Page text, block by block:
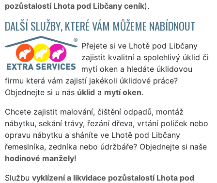
pozůstalostí Lhota pod Libčany ceník).
DALŠÍ SLUŽBY, KTERÉ VÁM MŮŽEME NABÍDNOUT
Přejete si ve Lhotě pod Libčany
zajistit kvalitní a spolehlivý úklid či
mytí oken a hledáte úklidovou
firmu která vám zajistí jakékoli úklidové práce?
Objednejte si u nás úklid a mytí oken.
Chcete zajistit malování, čištění odpadů, montáž
nábytku, sekání trávy, řezání dřeva, vrtání poliček nebo
opravu nábytku a sháníte ve Lhotě pod Libčany
řemeslníka, zedníka nebo údržbáře? Objednejte si naše
hodinové manžely!
Službu vyklízení a likvidace pozůstalostí Lhota pod